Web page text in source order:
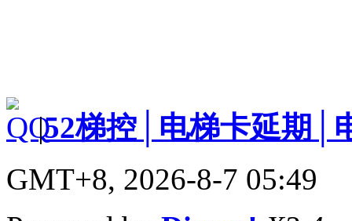
|52梯控│电梯卡延期│
GMT+8, 2026-8-7 05:49